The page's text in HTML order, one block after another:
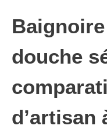
douche
d’artisan